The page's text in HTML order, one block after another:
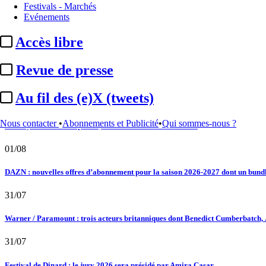
Festivals - Marchés
Evénements
Accès libre
Revue de presse
Au fil des (e)X (tweets)
Nous contacter •Abonnements et Publicité•Qui sommes-nous ?
02/08
Satellifacts : pause d'été
02/08
"L'Odyssée" : à Montpellier, le seul cinéma de France à ...
01/08
DAZN : nouvelles offres d’abonnement pour la saison 2026-2027 dont un
31/07
Warner / Paramount : trois acteurs britanniques dont Benedict Cumberbatch,
31/07